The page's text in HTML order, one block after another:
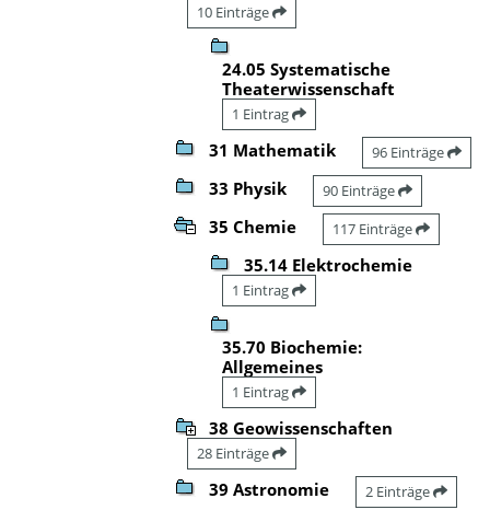
10 Einträge
24.05 Systematische
Theaterwissenschaft
1 Eintrag
31 Mathematik 96 Einträge
33 Physik 90 Einträge
35 Chemie 117 Einträge
35.14 Elektrochemie
1 Eintrag
35.70 Biochemie:
Allgemeines
1 Eintrag
38 Geowissenschaften
28 Einträge
39 Astronomie 2 Einträge